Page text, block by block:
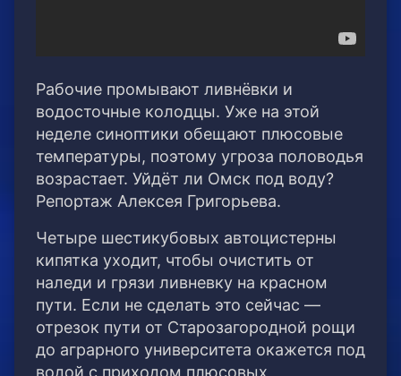
Рабочие промывают ливнёвки и
водосточные колодцы. Уже на этой
неделе синоптики обещают плюсовые
температуры, поэтому угроза половодья
возрастает. Уйдёт ли Омск под воду?
Репортаж Алексея Григорьева.
Четыре шестикубовых автоцистерны
кипятка уходит, чтобы очистить от
наледи и грязи ливневку на красном
пути. Если не сделать это сейчас —
отрезок пути от Старозагородной рощи
до аграрного университета окажется под